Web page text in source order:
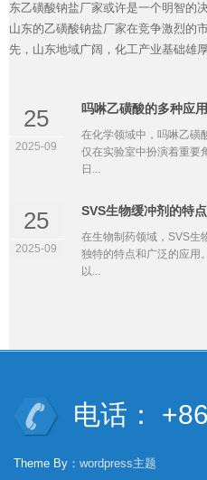
东乙磺酸钠盐厂家或许是一个明智的
山东的乙磺酸钠盐厂家在竞争激烈的
先，山东地域广阔，化工产业基础雄
25
2025-09
吗啉乙磺酸的多种应
在化学领域中，吗啉乙磺
仅在实验室中扮演着重要
日...
25
2025-09
SVS生物缓冲剂的特
在生物制药领域，SVS生
独特的特点和广泛的应用
以...
电话：
Theme By： wordpress主题